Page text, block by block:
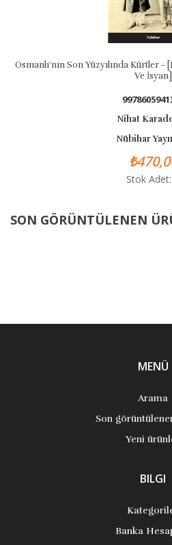
Osmanlı'nın Son Yüzyılında Kürtler
Ve İsyan]
Nihat
Nübihar
Stok
SON GÖRÜNTÜLENEN
MENÜ
Arama
Son
Yeni
BILGI
Banka